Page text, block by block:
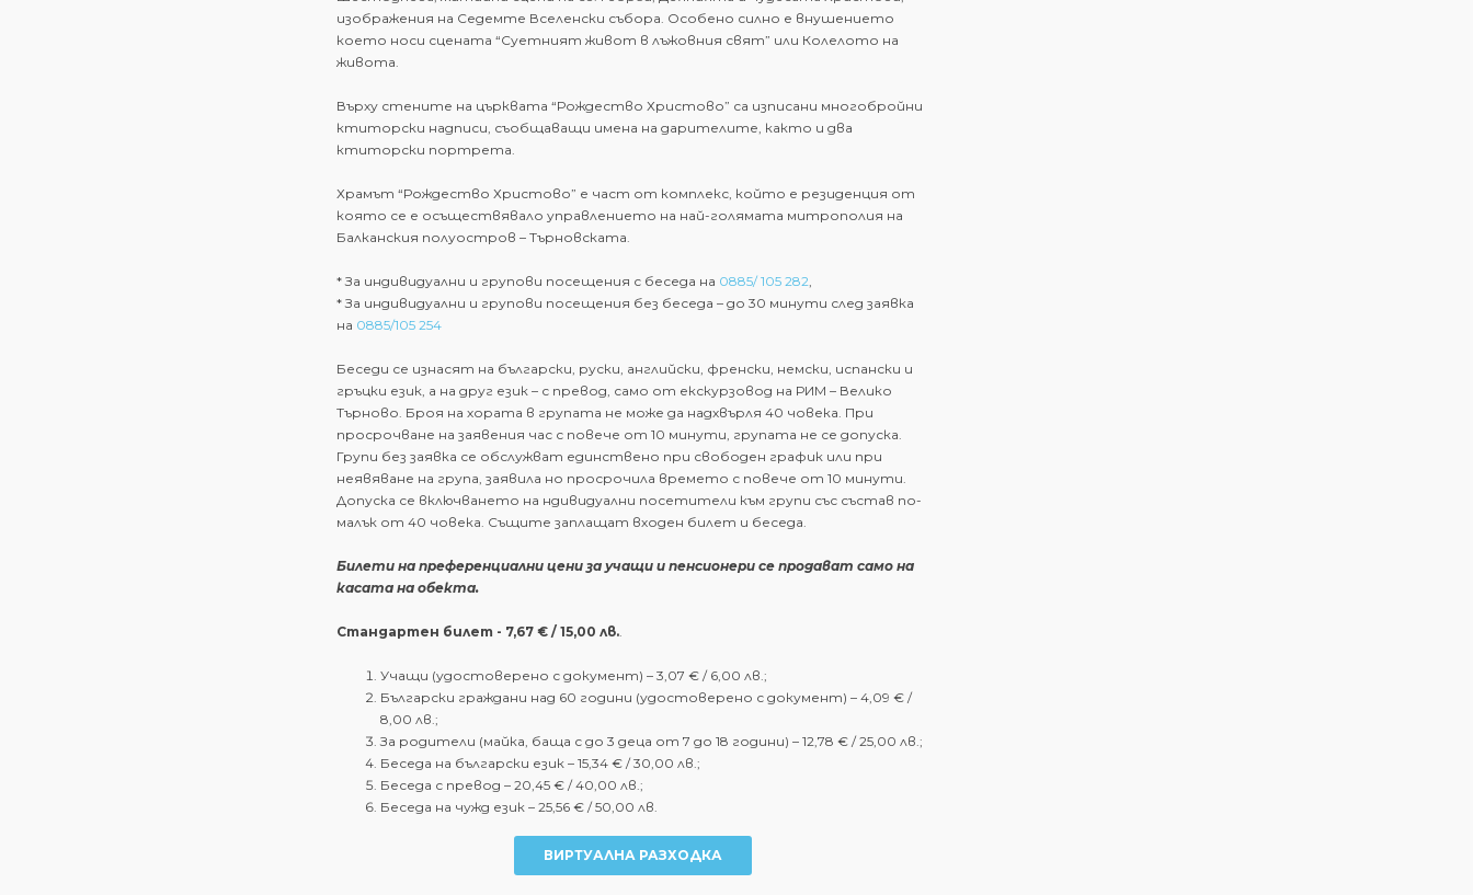
изображения на Седемте Вселенски събора. Особено силно е внушението
което носи сцената “Суетният живот в лъжовния свят” или Колелото на
живота.
Върху стените на църквата “Рождество Христово” са изписани многобройни
ктиторски надписи, съобщаващи имена на дарителите, както и два
ктиторски портрета.
Храмът “Рождество Христово” е част от комплекс, който е резиденция от
която се е осъществявало управлението на най-голямата митрополия на
Балканския полуостров – Търновската.
* За индивидуални и групови посещения с беседа на 0885/ 105 282,
* За индивидуални и групови посещения без беседа – до 30 минути след заявка
на 0885/105 254
Беседи се изнасят на български, руски, английски, френски, немски, испански и
гръцки език, а на друг език – с превод, само от екскурзовод на РИМ – Велико
Търново. Броя на хората в групата не може да надхвърля 40 човека. При
просрочване на заявения час с повече от 10 минути, групата не се допуска.
Групи без заявка се обслужват единствено при свободен график или при
неявяване на група, заявила но просрочила времето с повече от 10 минути.
Допуска се включването на ндивидуални посетители към групи със състав по-
малък от 40 човека. Същите заплащат входен билет и беседа.
Билети на преференциални цени за учащи и пенсионери се продават само на
касата на обекта.
Стандартен билет - 7,67 € / 15,00 лв..
Учащи (удостоверено с документ) – 3,07 € / 6,00 лв.;
Български граждани над 60 години (удостоверено с документ) – 4,09 € /
8,00 лв.;
За родители (майка, баща с до 3 деца от 7 до 18 години) – 12,78 € / 25,00 лв.;
Беседа на български език – 15,34 € / 30,00 лв.;
Беседа с превод – 20,45 € / 40,00 лв.;
Беседа на чужд език – 25,56 € / 50,00 лв.
ВИРТУАЛНА РАЗХОДКА